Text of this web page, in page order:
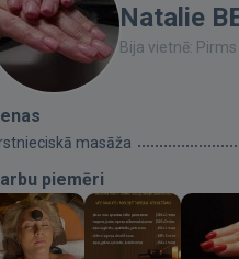
Natalie
Bija vietnē: Pirms
masāža
piemēri